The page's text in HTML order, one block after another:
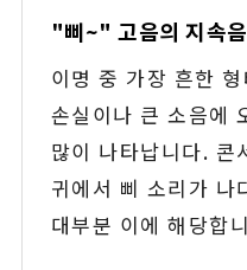
"삐~" 고음의 지속음
이명 중 가장 흔한
손실이나 큰 소음에
많이 나타납니다. 콘
귀에서 삐 소리가 나
대부분 이에 해당합